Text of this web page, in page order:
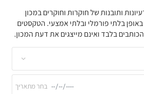
ותובנות של חוקרות וחוקרים במכון
בלתי פורמלי ובלתי אמצעי. הטקסטים
בלבד ואינם מייצגים את דעת המכון.